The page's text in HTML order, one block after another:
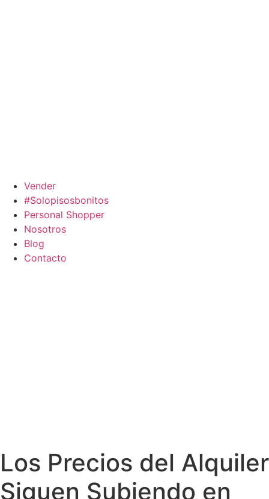
Vender
#Solopisosbonitos
Personal Shopper
Nosotros
Blog
Contacto
Los Precios del Alquiler
Siguen Subiendo en